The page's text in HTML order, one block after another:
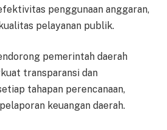
penggunaan anggaran,
pelayanan publik.
pemerintah daerah
transparansi dan
tahapan perencanaan,
keuangan daerah.